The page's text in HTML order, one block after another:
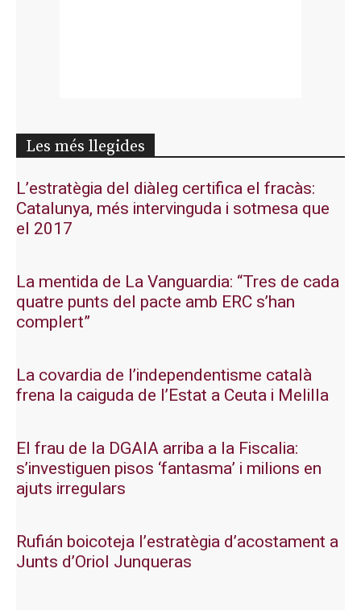
Les més llegides
L’estratègia del diàleg certifica el fracàs:
Catalunya, més intervinguda i sotmesa que
el 2017
La mentida de La Vanguardia: “Tres de cada
quatre punts del pacte amb ERC s’han
complert”
La covardia de l’independentisme català
frena la caiguda de l’Estat a Ceuta i Melilla
El frau de la DGAIA arriba a la Fiscalia:
s’investiguen pisos ‘fantasma’ i milions en
ajuts irregulars
Rufián boicoteja l’estratègia d’acostament a
Junts d’Oriol Junqueras